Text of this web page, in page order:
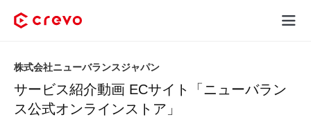
採用コンテンツ制作
サービス紹介動画 ECサイト「ニューバラン
ス公式オンラインストア」
株式会社ニューバランスジャパン